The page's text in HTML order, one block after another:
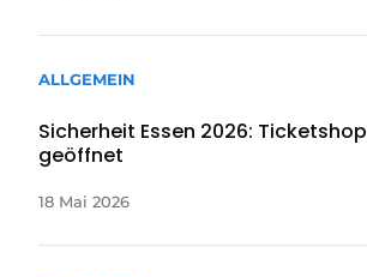
ALLGEMEIN
Sicherheit Essen 2026: Ticketshop
geöffnet
18 Mai 2026